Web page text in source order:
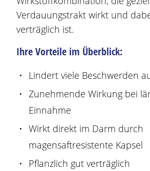
Verdauungstrakt wirkt und
verträglich ist.
Ihre Vorteile im Überblick:
Lindert viele Beschwerden
Zunehmende Wirkung bei
Einnahme
Wirkt direkt im Darm durch
magensaftresistente Kapsel
Pflanzlich gut verträglich